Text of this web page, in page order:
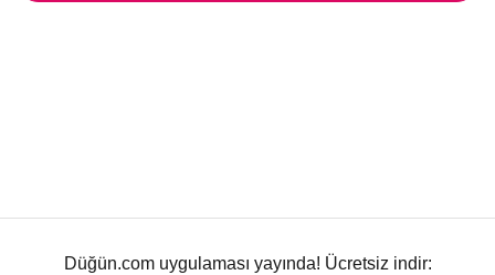
Düğün.com uygulaması yayında! Ücretsiz indir: